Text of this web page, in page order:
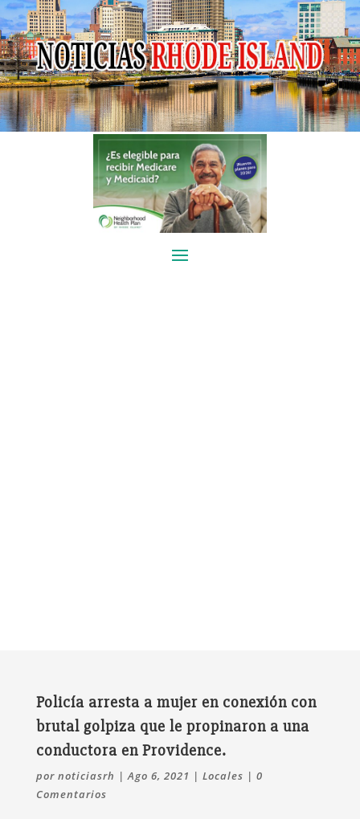
Policía arresta a mujer en conexión con
brutal golpiza que le propinaron a una
conductora en Providence.
por noticiasrh | Ago 6, 2021 | Locales | 0
Comentarios